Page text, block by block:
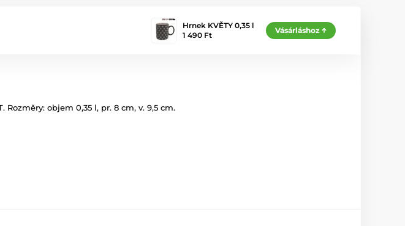
Hrnek KVĚTY 0,35 l
1 490 Ft
Vásárláshoz
objem 0,35 l, pr. 8 cm, v. 9,5 cm.